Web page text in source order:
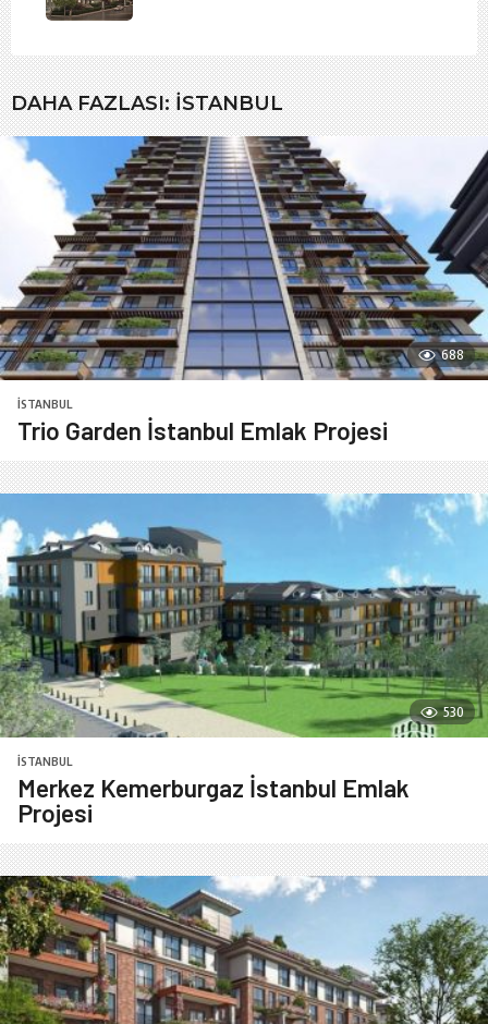
DAHA FAZLASI:İSTANBUL
688
İSTANBUL
Trio Garden İstanbul Emlak Projesi
530
İSTANBUL
Merkez Kemerburgaz İstanbul Emlak
Projesi